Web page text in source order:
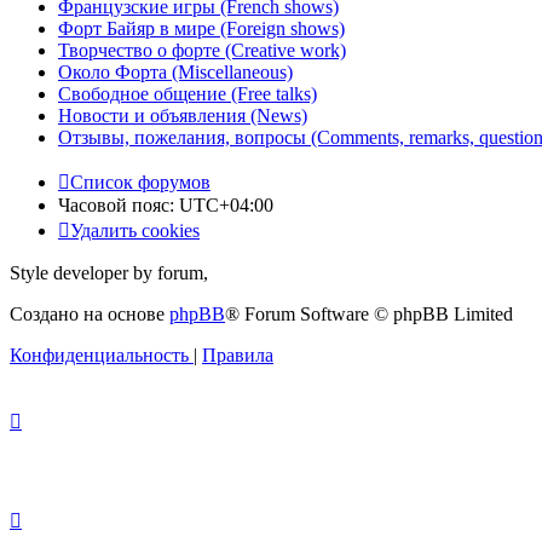
Французские игры (French shows)
Форт Байяр в мире (Foreign shows)
Творчество о форте (Creative work)
Около Форта (Miscellaneous)
Свободное общение (Free talks)
Новости и объявления (News)
Отзывы, пожелания, вопросы (Comments, remarks,
Список форумов
Часовой пояс: UTC+04:00
Удалить cookies
Style developer by forum,
Создано на основе phpBB® Forum Software © phpBB Limited
Конфиденциальность | Правила